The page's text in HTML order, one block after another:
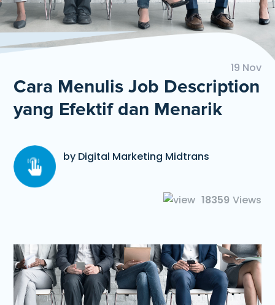
19 Nov
Cara Menulis Job Description
yang Efektif dan Menarik
by Digital Marketing Midtrans
18359 Views